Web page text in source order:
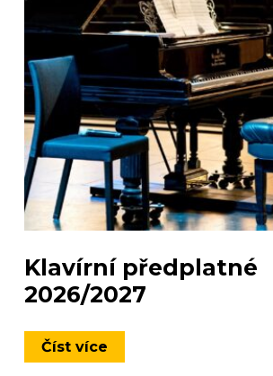
Klavírní předplatné
2026/2027
Číst více